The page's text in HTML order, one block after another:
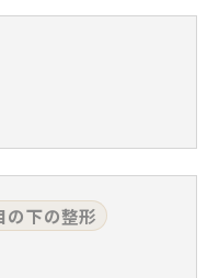
の下の整形